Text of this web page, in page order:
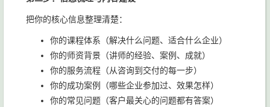
把你的核心信息整理清楚：
你的课程体系（解决什么问题、适合什么企业）
你的师资背景（讲师的经验、案例、成就）
你的服务流程（从咨询到交付的每一步）
你的成功案例（哪些企业参加过、效果怎样）
你的常见问题（客户最关心的问题都有答案）